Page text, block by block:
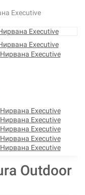
Executive
Outdoor